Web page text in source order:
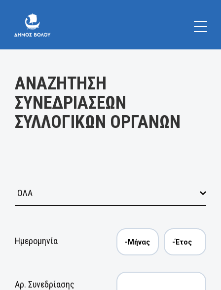
ΑΝΑΖΗΤΗΣΗ
ΣΥΝΕΔΡΙΑΣΕΩΝ
ΣΥΛΛΟΓΙΚΩΝ ΟΡΓΑΝΩΝ
Ημερομηνία
Αρ. Συνεδρίασης